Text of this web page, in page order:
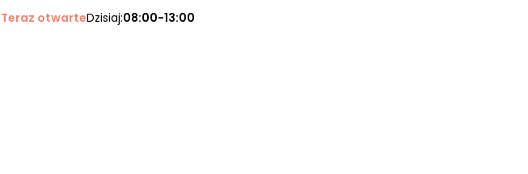
Teraz otwarteDzisiaj:08:00-13:00